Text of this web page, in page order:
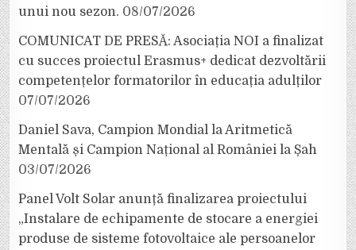
unui nou sezon. 08/07/2026
COMUNICAT DE PRESĂ: Asociația NOI a finalizat
cu succes proiectul Erasmus+ dedicat dezvoltării
competențelor formatorilor în educația adulților
07/07/2026
Daniel Sava, Campion Mondial la Aritmetică
Mentală și Campion Național al României la Șah
03/07/2026
Panel Volt Solar anunță finalizarea proiectului
„Instalare de echipamente de stocare a energiei
produse de sisteme fotovoltaice ale persoanelor